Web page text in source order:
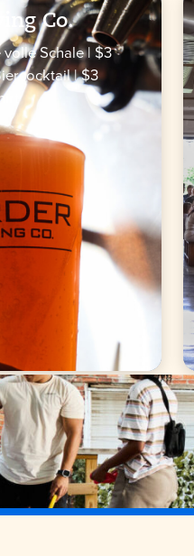
Co.
Schale | $3
| $3